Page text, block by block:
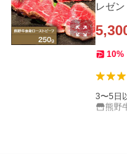
レゼ
10%
3〜5日
熊野